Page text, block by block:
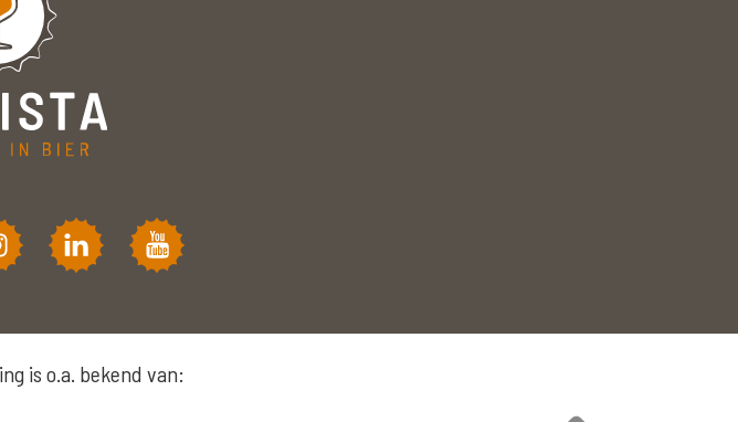
is o.a. bekend van: